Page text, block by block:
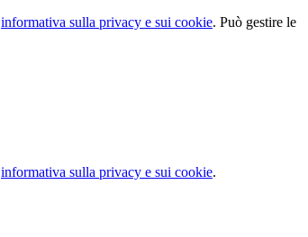
informativa sulla privacy e sui cookie. Può gestire le
informativa sulla privacy e sui cookie.